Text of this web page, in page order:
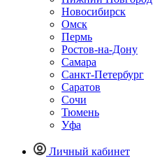
Новосибирск
Омск
Пермь
Ростов-на-Дону
Самара
Санкт-Петербург
Саратов
Сочи
Тюмень
Уфа
Личный кабинет